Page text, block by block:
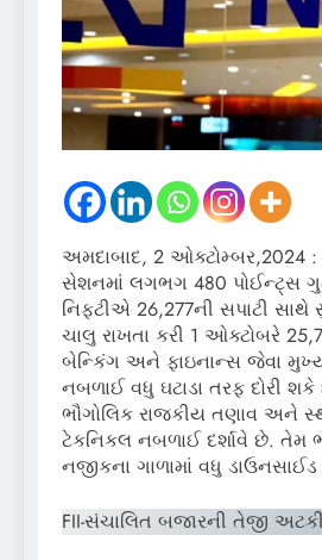
અમદાબાદ, 2 ઓક્ટોમ્બર,2024 :
સેશનમાં લગભગ 480 પોઈન્ટ્સ
નિફ્ટીએ 26,277ની સપાટી સાથે
ચાલુ રાખતા કરી 1 ઓક્ટોબરે
બેન્કિંગ અને ફાઇનાન્સ જેવા મુખ્ય
નબળાઈ વધુ ઘટાડા તરફ દોરી શકે
ભૌગોલિક રાજકીય તણાવ અને
ટેકનિકલ નબળાઈ દર્શાવે છે. તેમ
નજીકના ગાળામાં વધુ
FII-સંચાલિત બજારની તેજી